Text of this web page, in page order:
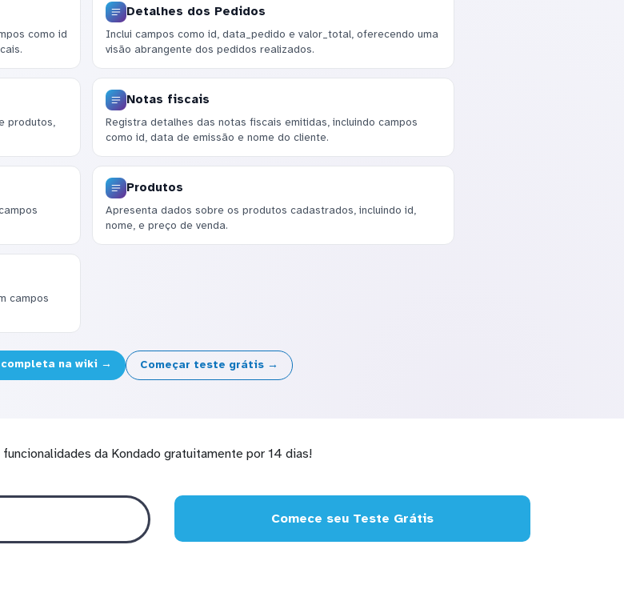
como id
Detalhes dos Pedidos
Inclui campos como id, data_pedido e valor_total, oferecendo uma
visão abrangente dos pedidos realizados.
produtos,
Notas fiscais
Registra detalhes das notas fiscais emitidas, incluindo campos
como id, data de emissão e nome do cliente.
Produtos
Apresenta dados sobre os produtos cadastrados, incluindo id,
nome, e preço de venda.
campos
na wiki → Começar teste grátis →
da Kondado gratuitamente por 14 dias!
Comece seu Teste Grátis